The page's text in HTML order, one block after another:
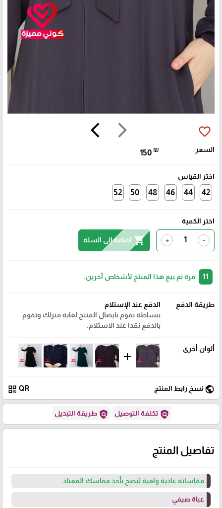
arrow_forward_ios
arrow_back_ios favorite_border
السعر 150 ₪
اختر القياس
42
44
46
48
50
52
اختر الكمية
-
+
shopping_cart اضافة إلى السلة
مرة تم بيع هذا المنتج لأشخاص آخرين.
طريقة الدفع
الدفع عند الإستلام
ببساطة نقوم بايصال المنتج لغاية منزلك وتقوم
بالدفع نقدا عند الاستلام.
ألوان أخرى
add
public نسخ رابط المنتج QR
qr_code
policy تكلفة التوصيل policy طريقة التبديل
تفاصيل المنتج
مقاساته عادية وافية يُنصح بأخذ مقاسك المعتاد
عباة صيفي